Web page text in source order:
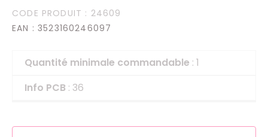
CODE PRODUIT : 24609
EAN : 3523160246097
Quantité minimale commandable : 1
Info PCB : 36